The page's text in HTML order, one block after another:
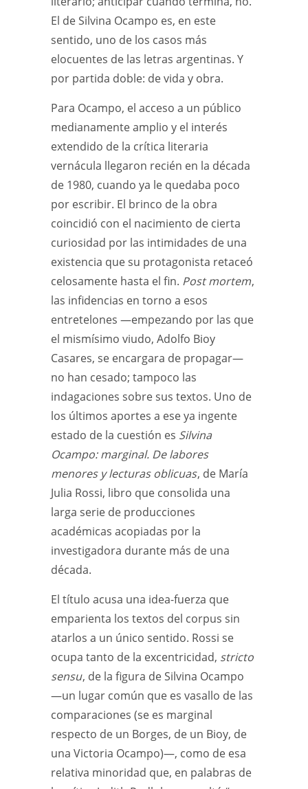
El de Silvina Ocampo es, en este
sentido, uno de los casos más
elocuentes de las letras argentinas. Y
por partida doble: de vida y obra.
Para Ocampo, el acceso a un público
medianamente amplio y el interés
extendido de la crítica literaria
vernácula llegaron recién en la década
de 1980, cuando ya le quedaba poco
por escribir. El brinco de la obra
coincidió con el nacimiento de cierta
curiosidad por las intimidades de una
existencia que su protagonista retaceó
celosamente hasta el fin. Post mortem,
las infidencias en torno a esos
entretelones —empezando por las que
el mismísimo viudo, Adolfo Bioy
Casares, se encargara de propagar—
no han cesado; tampoco las
indagaciones sobre sus textos. Uno de
los últimos aportes a ese ya ingente
estado de la cuestión es Silvina
Ocampo: marginal. De labores
menores y lecturas oblicuas, de María
Julia Rossi, libro que consolida una
larga serie de producciones
académicas acopiadas por la
investigadora durante más de una
década.
El título acusa una idea-fuerza que
emparienta los textos del corpus sin
atarlos a un único sentido. Rossi se
ocupa tanto de la excentricidad, stricto
sensu, de la figura de Silvina Ocampo
—un lugar común que es vasallo de las
comparaciones (se es marginal
respecto de un Borges, de un Bioy, de
una Victoria Ocampo)—, como de esa
relativa minoridad que, en palabras de